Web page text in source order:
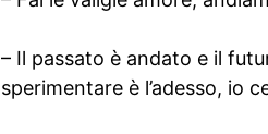
– Il passato è andato e il
sperimentare è l’adesso, io